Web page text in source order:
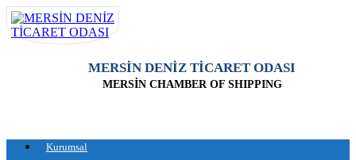
MERSİN DENİZ TİCARET ODASI
MERSİN CHAMBER OF SHIPPING
Kurumsal